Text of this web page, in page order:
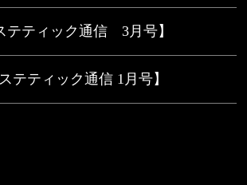
テティック通信 3月号】
ステティック通信 1月号】